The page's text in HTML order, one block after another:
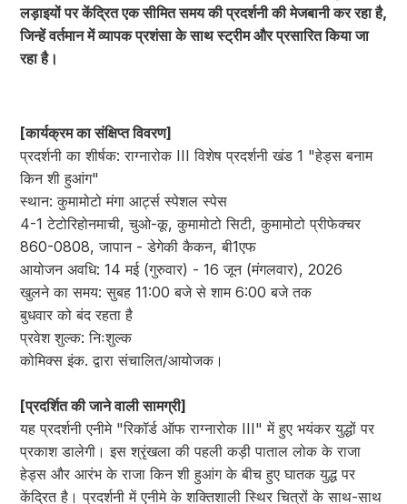
लड़ाइयों पर केंद्रित एक सीमित समय की प्रदर्शनी की मेजबानी कर रहा है,
जिन्हें वर्तमान में व्यापक प्रशंसा के साथ स्ट्रीम और प्रसारित किया जा
रहा है।
[कार्यक्रम का संक्षिप्त विवरण]
प्रदर्शनी का शीर्षक: राग्नारोक III विशेष प्रदर्शनी खंड 1 "हेड्स बनाम
किन शी हुआंग"
स्थान: कुमामोटो मंगा आर्ट्स स्पेशल स्पेस
4-1 टेटोरिहोनमाची, चुओ-कू, कुमामोटो सिटी, कुमामोटो प्रीफेक्चर
860-0808, जापान - डेगेकी कैकन, बी1एफ
आयोजन अवधि: 14 मई (गुरुवार) - 16 जून (मंगलवार), 2026
खुलने का समय: सुबह 11:00 बजे से शाम 6:00 बजे तक
बुधवार को बंद रहता है
प्रवेश शुल्क: निःशुल्क
कोमिक्स इंक. द्वारा संचालित/आयोजक।
[प्रदर्शित की जाने वाली सामग्री]
यह प्रदर्शनी एनीमे "रिकॉर्ड ऑफ राग्नारोक III" में हुए भयंकर युद्धों पर
प्रकाश डालेगी। इस श्रृंखला की पहली कड़ी पाताल लोक के राजा
हेड्स और आरंभ के राजा किन शी हुआंग के बीच हुए घातक युद्ध पर
केंद्रित है। प्रदर्शनी में एनीमे के शक्तिशाली स्थिर चित्रों के साथ-साथ